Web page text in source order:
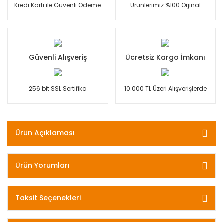
Kredi Kartı ile Güvenli Ödeme Ürünlerimiz %100 Orjinal
Güvenli Alışveriş
256 bit SSL Sertifika
Ücretsiz Kargo İmkanı
10.000 TL Üzeri Alışverişlerde
Ürün Açıklaması
Ürün Yorumları
Taksit Seçenekleri